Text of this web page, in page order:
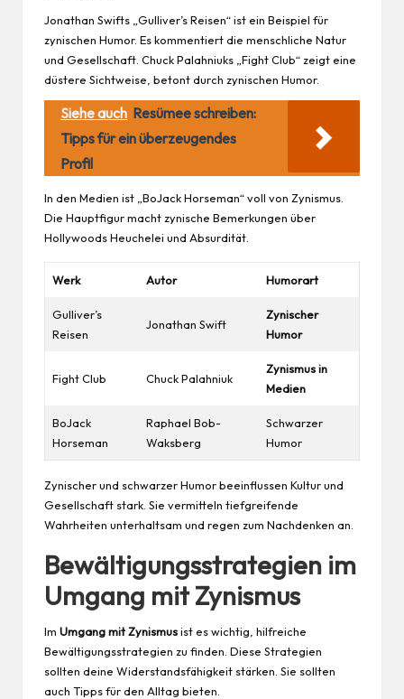
Jonathan Swifts „Gulliver’s Reisen“ ist ein Beispiel für
zynischen Humor. Es kommentiert die menschliche Natur
und Gesellschaft. Chuck Palahniuks „Fight Club“ zeigt eine
düstere Sichtweise, betont durch zynischen Humor.
Siehe auch Resümee schreiben:
Tipps für ein überzeugendes
Profil
In den Medien ist „BoJack Horseman“ voll von Zynismus.
Die Hauptfigur macht zynische Bemerkungen über
Hollywoods Heuchelei und Absurdität.
Werk Autor Humorart
Gulliver’s
Reisen
Jonathan Swift
Zynischer
Humor
Fight Club Chuck Palahniuk
Zynismus in
Medien
BoJack
Horseman
Raphael Bob-
Waksberg
Schwarzer
Humor
Zynischer und schwarzer Humor beeinflussen Kultur und
Gesellschaft stark. Sie vermitteln tiefgreifende
Wahrheiten unterhaltsam und regen zum Nachdenken an.
Bewältigungsstrategien im
Umgang mit Zynismus
Im Umgang mit Zynismusist es wichtig, hilfreiche
Bewältigungsstrategien zu finden. Diese Strategien
sollten deine Widerstandsfähigkeit stärken. Sie sollten
auch Tipps für den Alltag bieten.